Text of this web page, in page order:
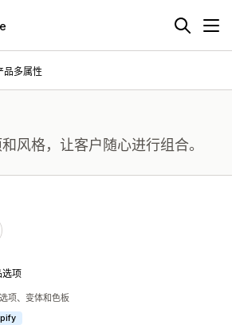
品多属性
风格，让客户随心进行组合。
项
项、变体和色板